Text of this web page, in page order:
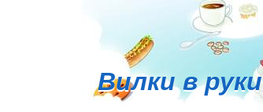
Вилки в руки